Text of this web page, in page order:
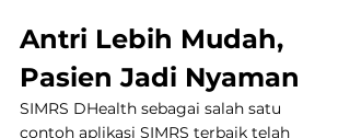
Antri Lebih Mudah,
Pasien Jadi Nyaman
SIMRS DHealth sebagai salah satu
contoh aplikasi SIMRS terbaik telah